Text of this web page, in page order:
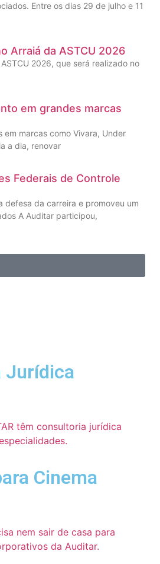
Entre os dias 29 de julho e 11
Arraiá da ASTCU 2026
2026, que será realizado no
em grandes marcas
em marcas como Vivara, Under
a dia, renovar
Federais de Controle
defesa da carreira e promoveu um
A Auditar participou,
Jurídica
têm consultoria jurídica
Cinema
nem sair de casa para
da Auditar.